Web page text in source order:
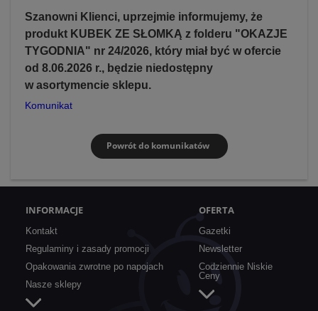
Szanowni Klienci, uprzejmie informujemy, że
produkt KUBEK ZE SŁOMKĄ z folderu "OKAZJE
TYGODNIA" nr 24/2026, który miał być w ofercie
od 8.06.2026 r., będzie niedostępny
w asortymencie sklepu.
Komunikat
Powrót do komunikatów
INFORMACJE
Kontakt
Regulaminy i zasady promocji
Opakowania zwrotne po napojach
Nasze sklepy
OFERTA
Gazetki
Newsletter
Codziennie Niskie
Ceny